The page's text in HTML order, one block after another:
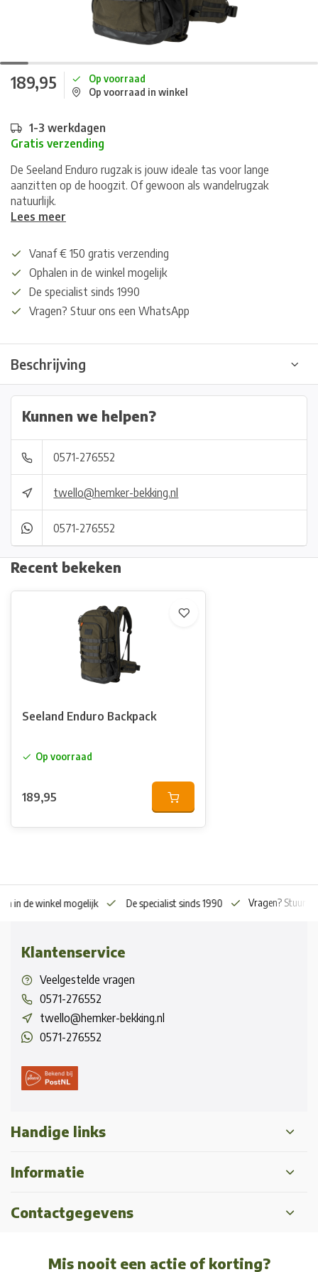
189,95
Op voorraad
Op voorraad in winkel
1-3 werkdagen
Gratis verzending
De Seeland Enduro rugzak is jouw ideale tas voor lange
aanzitten op de hoogzit. Of gewoon als wandelrugzak
natuurlijk.
Lees meer
Vanaf € 150 gratis verzending
Ophalen in de winkel mogelijk
De specialist sinds 1990
Vragen? Stuur ons een WhatsApp
Beschrijving
Kunnen we helpen?
0571-276552
twello@hemker-bekking.nl
0571-276552
Recent bekeken
Seeland Enduro Backpack
Op voorraad
189,95
in de winkel mogelijk De specialist sinds 1990 Vragen? Stuur
Klantenservice
Veelgestelde vragen
0571-276552
twello@hemker-bekking.nl
0571-276552
Handige links
Informatie
Contactgegevens
Mis nooit een actie of korting?